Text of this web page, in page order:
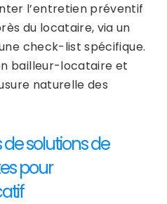
l’entretien préventif
du locataire, via un
check-list spécifique.
bailleur-locataire et
naturelle des
solutions de
pour